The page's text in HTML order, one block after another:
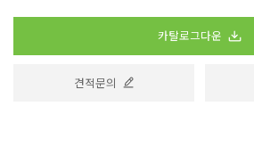
카탈로그다운
견적문의